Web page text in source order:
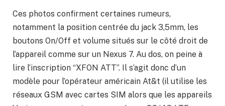
Ces photos confirment certaines rumeurs,
notamment la position centrée du jack 3,5mm, les
boutons On/Off et volume situés sur le côté droit de
l’appareil comme sur un Nexus 7. Au dos, on peine à
lire l’inscription “XFON ATT”. Il s’agit donc d’un
modèle pour l’opérateur américain At&t (il utilise les
réseaux GSM avec cartes SIM alors que les appareils